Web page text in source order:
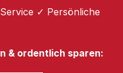
✓ Persönliche
& ordentlich sparen: